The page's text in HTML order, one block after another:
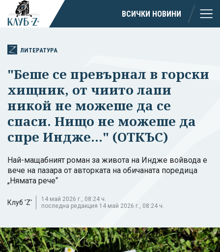
ВСИЧКИ НОВИНИ
ЛИТЕРАТУРА
"Беше се превърнал в горски
хищник, от чиито лапи
никой не можеше да се
спаси. Нищо не можеше да
спре Индже..." (ОТКЪС)
Най-мащабният роман за живота на Индже войвода е
вече на пазара от авторката на обичаната поредица
„Нямата рече“
Клуб 'Z'
14 май 2026 г., 08:24 ч.
последна редакция 14 май 2026 г., 08:24 ч.